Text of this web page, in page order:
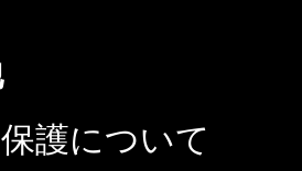
護について